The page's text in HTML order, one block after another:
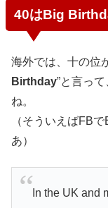
40はBig
海外では、十の位
Birthday”と言っ
ね。
（そういえばFB
あ）
In the UK and